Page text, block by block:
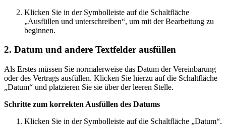
Klicken Sie in der Symbolleiste auf die Schaltfläche
„Ausfüllen und unterschreiben“, um mit der Bearbeitung zu
beginnen.
2. Datum und andere Textfelder ausfüllen
Als Erstes müssen Sie normalerweise das Datum der Vereinbarung
oder des Vertrags ausfüllen. Klicken Sie hierzu auf die Schaltfläche
„Datum“ und platzieren Sie sie über der leeren Stelle.
Schritte zum korrekten Ausfüllen des Datums
Klicken Sie in der Symbolleiste auf die Schaltfläche „Datum“.